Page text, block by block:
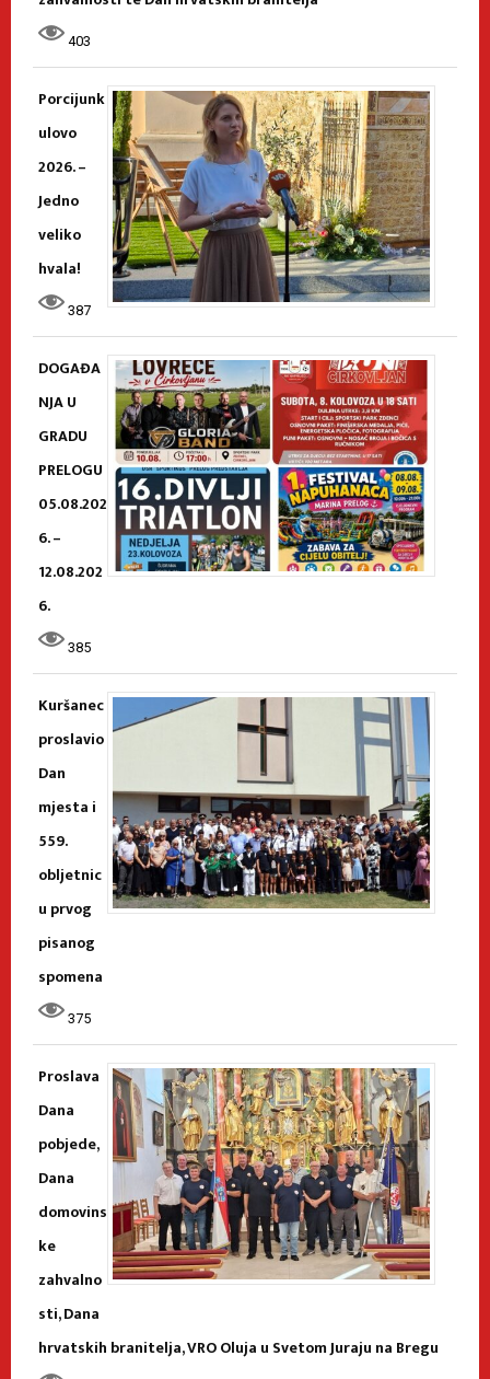
403
Porcijunk
ulovo
2026. –
Jedno
veliko
hvala!
387
DOGAĐA
NJA U
GRADU
PRELOGU
05.08.202
6. –
12.08.202
6.
385
Kuršanec
proslavio
Dan
mjesta i
559.
obljetnic
u prvog
pisanog
spomena
375
Proslava
Dana
pobjede,
Dana
domovins
ke
zahvalno
sti, Dana
hrvatskih branitelja, VRO Oluja u Svetom Juraju na Bregu